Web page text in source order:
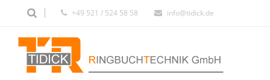
+49 521 / 524 58 58 info@tidick.de